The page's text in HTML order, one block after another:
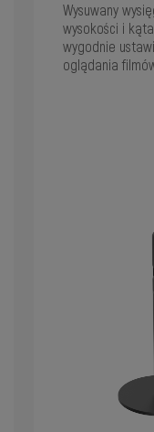
Wysuwany
wysokości i
wygodnie
oglądania